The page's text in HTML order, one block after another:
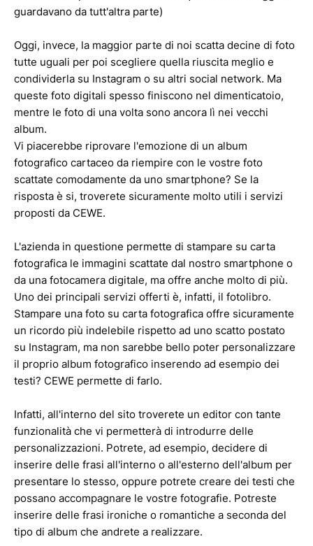
guardavano da tutt'altra parte)
Oggi, invece, la maggior parte di noi scatta decine di foto
tutte uguali per poi scegliere quella riuscita meglio e
condividerla su Instagram o su altri social network. Ma
queste foto digitali spesso finiscono nel dimenticatoio,
mentre le foto di una volta sono ancora lì nei vecchi
album.
Vi piacerebbe riprovare l'emozione di un album
fotografico cartaceo da riempire con le vostre foto
scattate comodamente da uno smartphone? Se la
risposta è si, troverete sicuramente molto utili i servizi
proposti da CEWE.
L'azienda in questione permette di stampare su carta
fotografica le immagini scattate dal nostro smartphone o
da una fotocamera digitale, ma offre anche molto di più.
Uno dei principali servizi offerti è, infatti, il fotolibro.
Stampare una foto su carta fotografica offre sicuramente
un ricordo più indelebile rispetto ad uno scatto postato
su Instagram, ma non sarebbe bello poter personalizzare
il proprio album fotografico inserendo ad esempio dei
testi? CEWE permette di farlo.
Infatti, all'interno del sito troverete un editor con tante
funzionalità che vi permetterà di introdurre delle
personalizzazioni. Potrete, ad esempio, decidere di
inserire delle frasi all'interno o all'esterno dell'album per
presentare lo stesso, oppure potrete creare dei testi che
possano accompagnare le vostre fotografie. Potreste
inserire delle frasi ironiche o romantiche a seconda del
tipo di album che andrete a realizzare.